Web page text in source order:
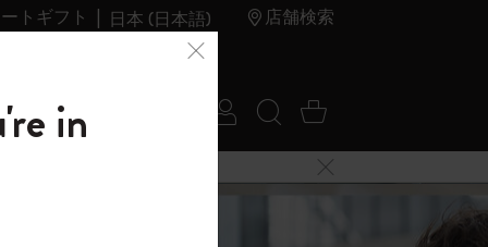
トギフト 日本 (日本語) 店舗検索
ール
ログイン
検索 (キーワード
カート 0 アイ
メニューを閉じる
in